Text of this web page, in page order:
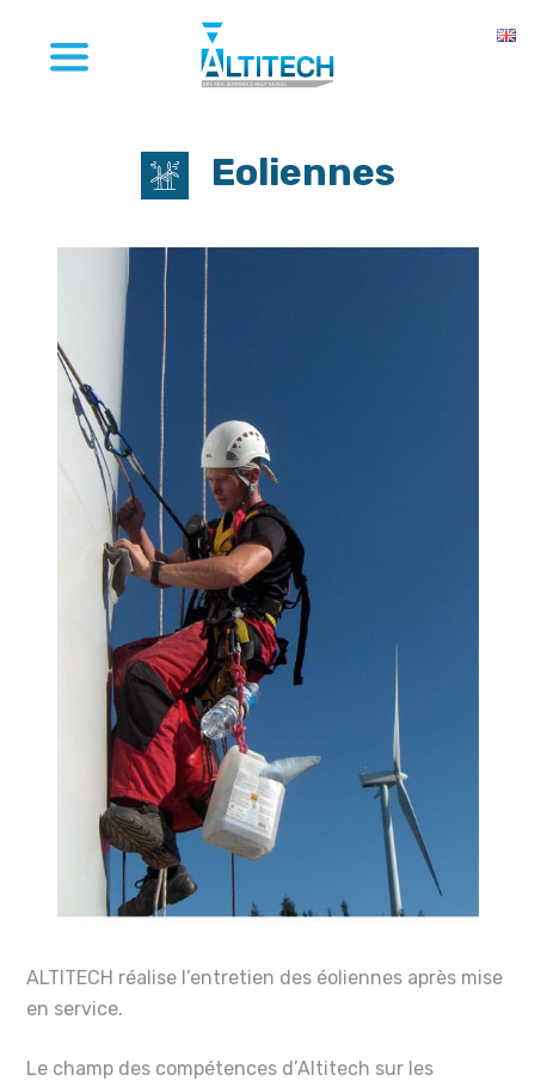
Eoliennes
ALTITECH réalise l’entretien des éoliennes après mise
en service.
Le champ des compétences d’Altitech sur les